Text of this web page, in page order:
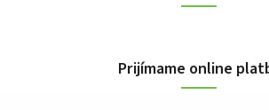
Prijímame online